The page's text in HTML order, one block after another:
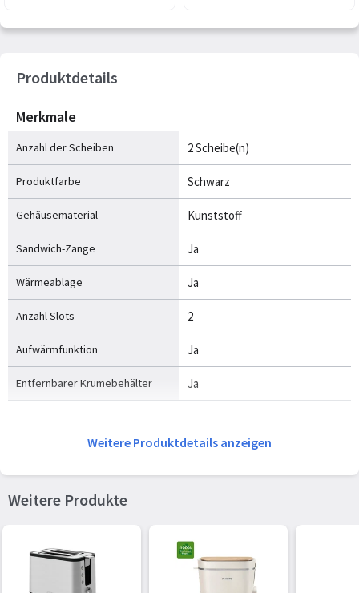
Produktdetails
Merkmale
Anzahl der Scheiben 2 Scheibe(n)
Produktfarbe Schwarz
Gehäusematerial Kunststoff
Sandwich-Zange Ja
Wärmeablage Ja
Anzahl Slots 2
Aufwärmfunktion Ja
Entfernbarer Krumebehälter Ja
Weitere Produktdetails anzeigen
Weitere Produkte